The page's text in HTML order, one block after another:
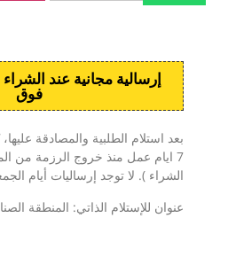
فوق
بعد استلام الطلبية والمصادقة
7 ايام عمل منذ خروج الرزمة من
الشراء ). لا توجد إرساليات أيام
عنوان للإستلام الذاتي: المنطقة